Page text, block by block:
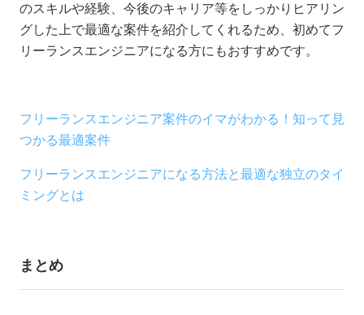
のスキルや経験、今後のキャリア等をしっかりヒアリン
グした上で最適な案件を紹介してくれるため、初めてフ
リーランスエンジニアになる方にもおすすめです。
フリーランスエンジニア案件のイマがわかる！知って見
つかる最適案件
フリーランスエンジニアになる方法と最適な独立のタイ
ミングとは
まとめ